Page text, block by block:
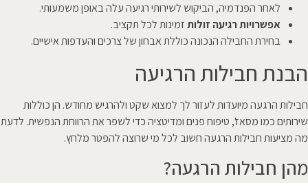
לאחר הפנדמיה, הביקוש לשירותי רגיעה עלה באופן משמעותי.
אפשרויות רגיעה זולותזמינות לכל תקציב.
בחירת החבילה הנכונה כוללת אבחון של צרכים והעדפות אישיים.
הבנת חבילות הרגיעה
חבילות הרגעה מיועדות לעזור לך למצוא שקט ולהרגיש מחודש. הן כוללות
שירותים כמו מסאז', טיפוח פנים ומדיטציה כדי לשפר את הרווחת הנפשית. לדעת
מה מציעות חבילות הרגעה חשוב לכל מי שרוצה להפטר מלחץ.
מהן חבילות הרגעה?